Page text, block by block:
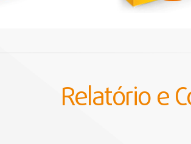
Relatório e